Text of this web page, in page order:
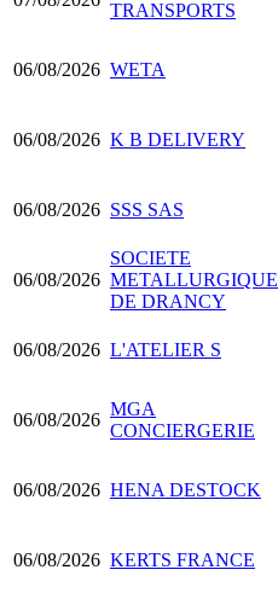
TRANSPORTS
06/08/2026 WETA
06/08/2026 K B DELIVERY
06/08/2026 SSS SAS
06/08/2026
SOCIETE
METALLURGIQUE
DE DRANCY
06/08/2026 L'ATELIER S
06/08/2026
MGA
CONCIERGERIE
06/08/2026 HENA DESTOCK
06/08/2026 KERTS FRANCE